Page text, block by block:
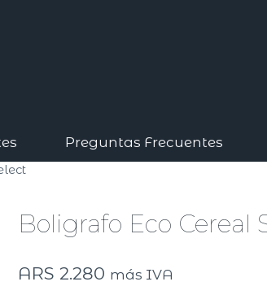
Preguntas Frecuentes
Boligrafo Eco Cereal
ARS 2.280 más IVA